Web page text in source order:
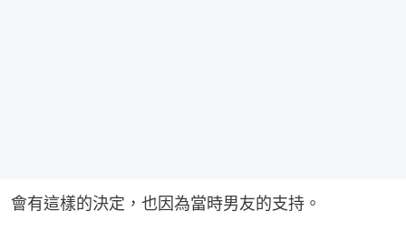
會有這樣的決定，也因為當時男友的支持。